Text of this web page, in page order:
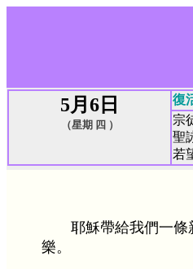
5月6日
（星期 四 ）
復
宗
聖
若
耶穌帶給我們一條
樂。